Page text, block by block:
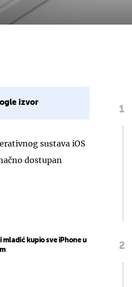
izvor
sustava iOS
dostupan
mladić kupio sve iPhone u